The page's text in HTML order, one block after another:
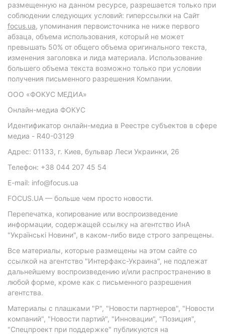
размещенную на данном ресурсе, разрешается только при
соблюдении следующих условий: гиперссылки на Сайт
focus.ua, упоминания первоисточника не ниже первого
абзаца, объема использования, который не может
превышать 50% от общего объема оригинального текста,
изменения заголовка и лида материала. Использование
большего объема текста возможно только при условии
получения письменного разрешения Компании.
ООО «ФОКУС МЕДИА»
Онлайн-медиа ФОКУС
Идентификатор онлайн-медиа в Реестре субъектов в сфере
медиа - R40-03129
Адрес: 01133, г. Киев, бульвар Леси Украинки, 26
Телефон: +38 044 207 45 54
E-mail: info@focus.ua
FOCUS.UA — больше чем просто новости.
Перепечатка, копирование или воспроизведение
информации, содержащей ссылку на агентство ИнА
"Українські Новини", в каком-либо виде строго запрещены.
Все материалы, которые размещены на этом сайте со
ссылкой на агентство "Интерфакс-Украина", не подлежат
дальнейшему воспроизведению и/или распространению в
любой форме, кроме как с письменного разрешения
агентства.
Материалы с плашками "Р", "Новости партнеров", "Новости
компаний", "Новости партий", "Инновации", "Позиция",
"Спецпроект при поддержке" публикуются на